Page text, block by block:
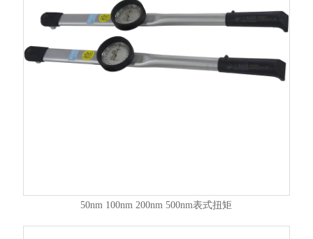
50nm 100nm 200nm 500nm表式扭矩